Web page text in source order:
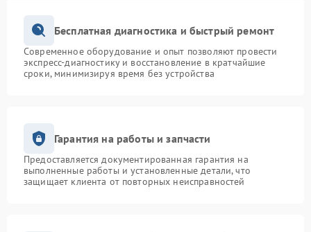
Бесплатная диагностика и быстрый ремонт
Современное оборудование и опыт позволяют провести
экспресс-диагностику и восстановление в кратчайшие
сроки, минимизируя время без устройства
Гарантия на работы и запчасти
Предоставляется документированная гарантия на
выполненные работы и установленные детали, что
защищает клиента от повторных неисправностей